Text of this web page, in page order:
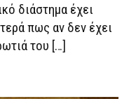
ΔΙΕΡΓΑΣΊΕΣ
διάστημα έχει
πως αν δεν έχει
του […]